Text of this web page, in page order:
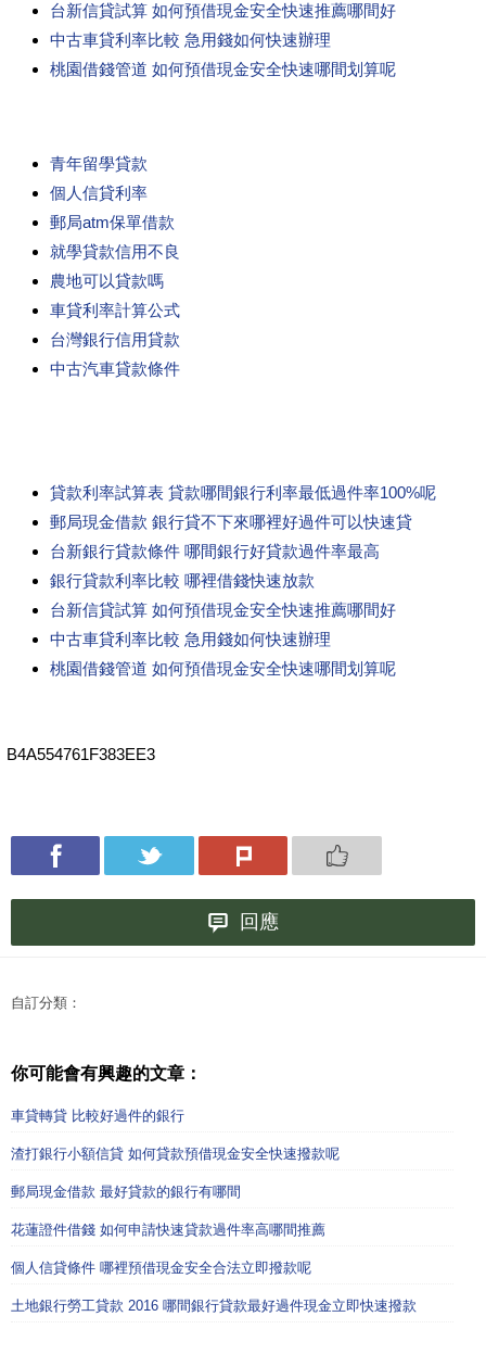
台新信貸試算 如何預借現金安全快速推薦哪間好
中古車貸利率比較 急用錢如何快速辦理
桃園借錢管道 如何預借現金安全快速哪間划算呢
青年留學貸款
個人信貸利率
郵局atm保單借款
就學貸款信用不良
農地可以貸款嗎
車貸利率計算公式
台灣銀行信用貸款
中古汽車貸款條件
貸款利率試算表 貸款哪間銀行利率最低過件率100%呢
郵局現金借款 銀行貸不下來哪裡好過件可以快速貸
台新銀行貸款條件 哪間銀行好貸款過件率最高
銀行貸款利率比較 哪裡借錢快速放款
台新信貸試算 如何預借現金安全快速推薦哪間好
中古車貸利率比較 急用錢如何快速辦理
桃園借錢管道 如何預借現金安全快速哪間划算呢
B4A554761F383EE3
回應
自訂分類：
你可能會有興趣的文章：
車貸轉貸 比較好過件的銀行
渣打銀行小額信貸 如何貸款預借現金安全快速撥款呢
郵局現金借款 最好貸款的銀行有哪間
花蓮證件借錢 如何申請快速貸款過件率高哪間推薦
個人信貸條件 哪裡預借現金安全合法立即撥款呢
土地銀行勞工貸款 2016 哪間銀行貸款最好過件現金立即快速撥款